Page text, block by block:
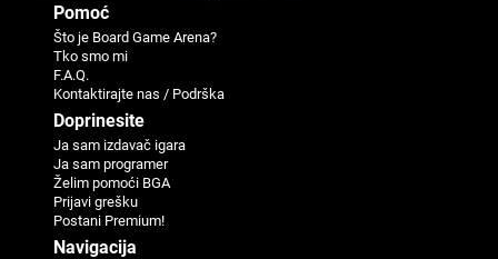
Pomoć
Što je Board Game Arena?
Tko smo mi
F.A.Q.
Kontaktirajte nas / Podrška
Doprinesite
Ja sam izdavač igara
Ja sam programer
Žеlim pomoći BGA
Priјavi grеšku
Postani Premium!
Navigaciјa